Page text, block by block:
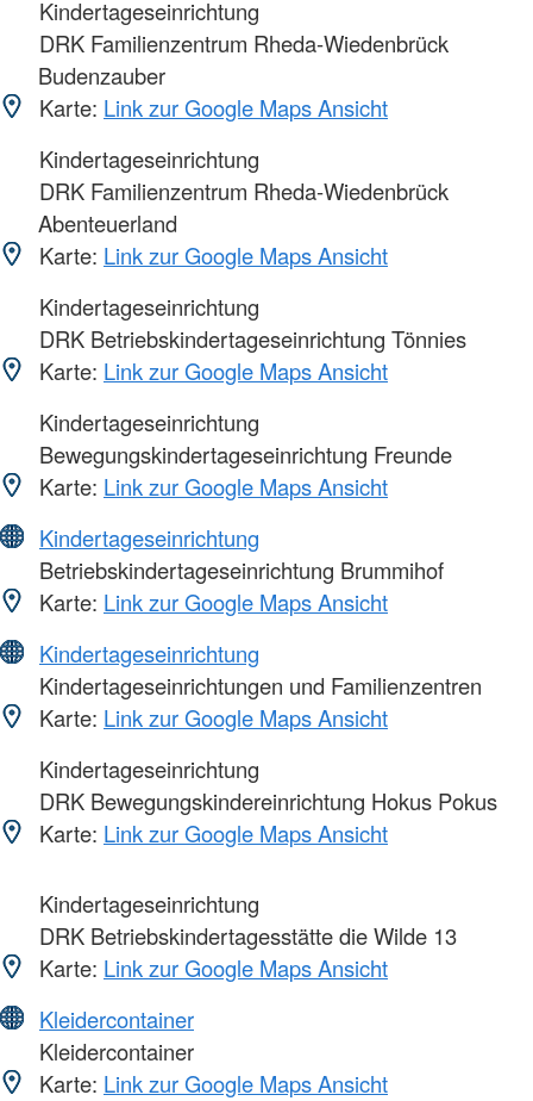
Kindertageseinrichtung
DRK Familienzentrum Rheda-Wiedenbrück
Budenzauber
Karte: Link zur Google Maps Ansicht
Kindertageseinrichtung
DRK Familienzentrum Rheda-Wiedenbrück
Abenteuerland
Karte: Link zur Google Maps Ansicht
Kindertageseinrichtung
DRK Betriebskindertageseinrichtung Tönnies
Karte: Link zur Google Maps Ansicht
Kindertageseinrichtung
Bewegungskindertageseinrichtung Freunde
Karte: Link zur Google Maps Ansicht
Kindertageseinrichtung
Betriebskindertageseinrichtung Brummihof
Karte: Link zur Google Maps Ansicht
Kindertageseinrichtung
Kindertageseinrichtungen und Familienzentren
Karte: Link zur Google Maps Ansicht
Kindertageseinrichtung
DRK Bewegungskindereinrichtung Hokus Pokus
Karte: Link zur Google Maps Ansicht
Kindertageseinrichtung
DRK Betriebskindertagesstätte die Wilde 13
Karte: Link zur Google Maps Ansicht
Kleidercontainer
Kleidercontainer
Karte: Link zur Google Maps Ansicht